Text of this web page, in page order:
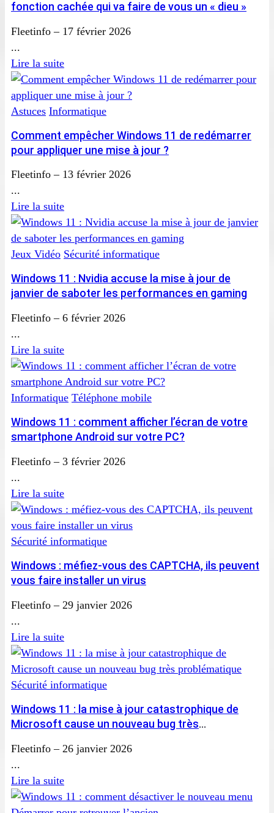
fonction cachée qui va faire de vous un « dieu »
Fleetinfo – 17 février 2026
...
Lire la suite
Astuces Informatique
Comment empêcher Windows 11 de redémarrer
pour appliquer une mise à jour ?
Fleetinfo – 13 février 2026
...
Lire la suite
Jeux Vidéo Sécurité informatique
Windows 11 : Nvidia accuse la mise à jour de
janvier de saboter les performances en gaming
Fleetinfo – 6 février 2026
...
Lire la suite
Informatique Téléphone mobile
Windows 11 : comment afficher l’écran de votre
smartphone Android sur votre PC?
Fleetinfo – 3 février 2026
...
Lire la suite
Sécurité informatique
Windows : méfiez-vous des CAPTCHA, ils peuvent
vous faire installer un virus
Fleetinfo – 29 janvier 2026
...
Lire la suite
Sécurité informatique
Windows 11 : la mise à jour catastrophique de
Microsoft cause un nouveau bug très
Fleetinfo – 26 janvier 2026
...
Lire la suite